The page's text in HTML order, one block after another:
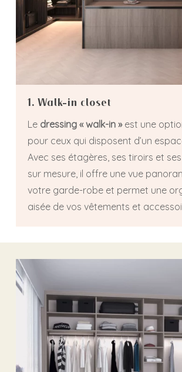
1. Walk-in closet
Le dressing « walk-in »est une
pour ceux qui disposent d’un
Avec ses étagères, ses tiroirs et
sur mesure, il offre une vue
votre garde-robe et permet une
aisée de vos vêtements et